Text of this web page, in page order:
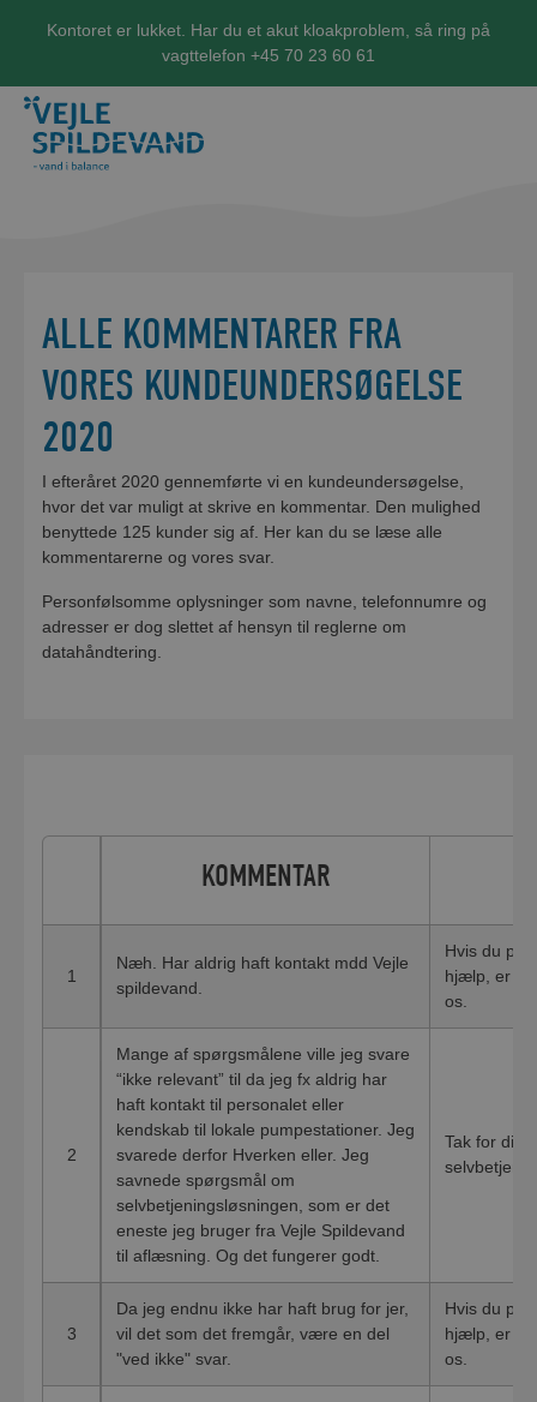
Kontoret er lukket. Har du et akut kloakproblem, så ring på
vagttelefon +45 70 23 60 61
ALLE KOMMENTARER FRA
VORES KUNDEUNDERSØGELSE
2020
I efteråret 2020 gennemførte vi en kundeundersøgelse,
hvor det var muligt at skrive en kommentar. Den mulighed
benyttede 125 kunder sig af. Her kan du se læse alle
kommentarerne og vores svar.
Personfølsomme oplysninger som navne, telefonnumre og
adresser er dog slettet af hensyn til reglerne om
datahåndtering.
KOMMENTAR
1
Næh. Har aldrig haft kontakt mdd Vejle
spildevand.
Hvis du på
hjælp, er du
os.
2
Mange af spørgsmålene ville jeg svare
“ikke relevant” til da jeg fx aldrig har
haft kontakt til personalet eller
kendskab til lokale pumpestationer. Jeg
svarede derfor Hverken eller. Jeg
savnede spørgsmål om
selvbetjeningsløsningen, som er det
eneste jeg bruger fra Vejle Spildevand
til aflæsning. Og det fungerer godt.
Tak for din
3
Da jeg endnu ikke har haft brug for jer,
vil det som det fremgår, være en del
"ved ikke" svar.
Hvis du på
hjælp, er du
os.